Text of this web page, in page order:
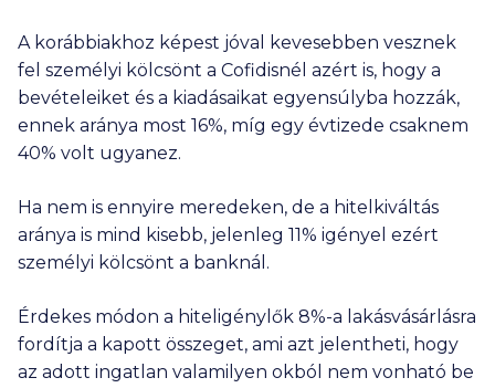
A korábbiakhoz képest jóval kevesebben vesznek
fel személyi kölcsönt a Cofidisnél azért is, hogy a
bevételeiket és a kiadásaikat egyensúlyba hozzák,
ennek aránya most 16%, míg egy évtizede csaknem
40% volt ugyanez.
Ha nem is ennyire meredeken, de a hitelkiváltás
aránya is mind kisebb, jelenleg 11% igényel ezért
személyi kölcsönt a banknál.
Érdekes módon a hiteligénylők 8%-a lakásvásárlásra
fordítja a kapott összeget, ami azt jelentheti, hogy
az adott ingatlan valamilyen okból nem vonható be